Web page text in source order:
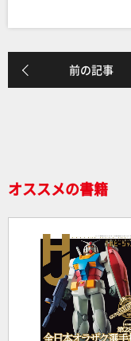
前の記事
オススメの書籍